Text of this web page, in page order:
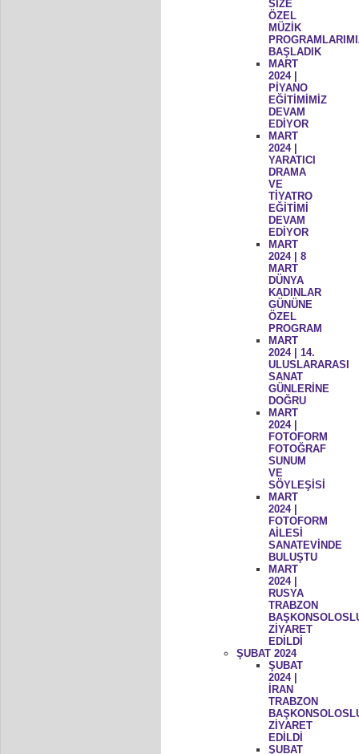
SİZE
ÖZEL
MÜZİK
BAŞLADIK
MART
2024 |
PİYANO
EĞİTİMİMİZ
DEVAM
EDİYOR
MART
2024 |
YARATICI
DRAMA
VE
TİYATRO
EĞİTİMİ
DEVAM
EDİYOR
MART
2024 | 8
MART
DÜNYA
KADINLAR
GÜNÜNE
ÖZEL
PROGRAM
MART
2024 | 14.
ULUSLARARASI
SANAT
GÜNLERİNE
DOĞRU
MART
2024 |
FOTOFORM
FOTOĞRAF
SUNUM
VE
SÖYLEŞİSİ
MART
2024 |
FOTOFORM
AİLESİ
SANATEVİNDE
BULUŞTU
MART
2024 |
RUSYA
TRABZON
ZİYARET
EDİLDİ
ŞUBAT 2024
ŞUBAT
2024 |
İRAN
TRABZON
ZİYARET
EDİLDİ
ŞUBAT